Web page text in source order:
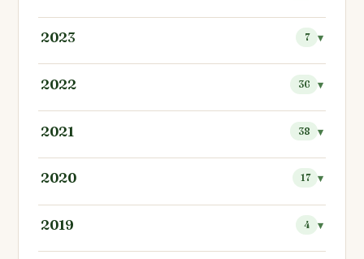
2023 7
2022 36
2021 38
2020 17
2019 4